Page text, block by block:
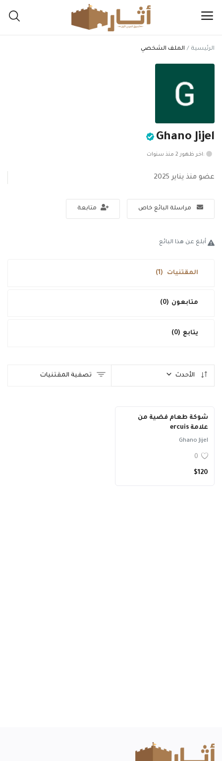
هنا
التصنيفات
المدونة
الدخول
الرئيسية الملف الشخصي
Ghano Jijel
:اخر ظهور 2 منذ سنوات
عضو منذ يناير 2025
مراسلة البائع خاص متابعة
أبلغ عن هذا البائع
المقتنيات (1)
متابعون (0)
يتابع (0)
تصفية المقتنيات
شوكة طعام فضية من
علامة ercuis
Ghano Jijel
$120